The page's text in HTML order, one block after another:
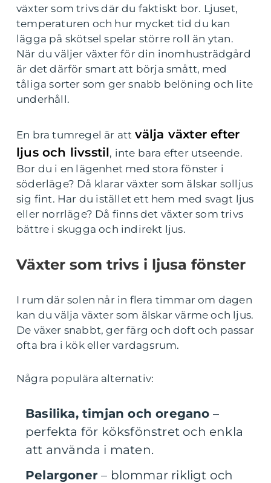
växter som trivs där du faktiskt bor. Ljuset,
temperaturen och hur mycket tid du kan
lägga på skötsel spelar större roll än ytan.
När du väljer växter för din inomhusträdgård
är det därför smart att börja smått, med
tåliga sorter som ger snabb belöning och lite
underhåll.
En bra tumregel är att välja växter efter
ljus och livsstil, inte bara efter utseende.
Bor du i en lägenhet med stora fönster i
söderläge? Då klarar växter som älskar solljus
sig fint. Har du istället ett hem med svagt ljus
eller norrläge? Då finns det växter som trivs
bättre i skugga och indirekt ljus.
Växter som trivs i ljusa fönster
I rum där solen når in flera timmar om dagen
kan du välja växter som älskar värme och ljus.
De växer snabbt, ger färg och doft och passar
ofta bra i kök eller vardagsrum.
Några populära alternativ:
Basilika, timjan och oregano –
perfekta för köksfönstret och enkla
att använda i maten.
Pelargoner – blommar rikligt och